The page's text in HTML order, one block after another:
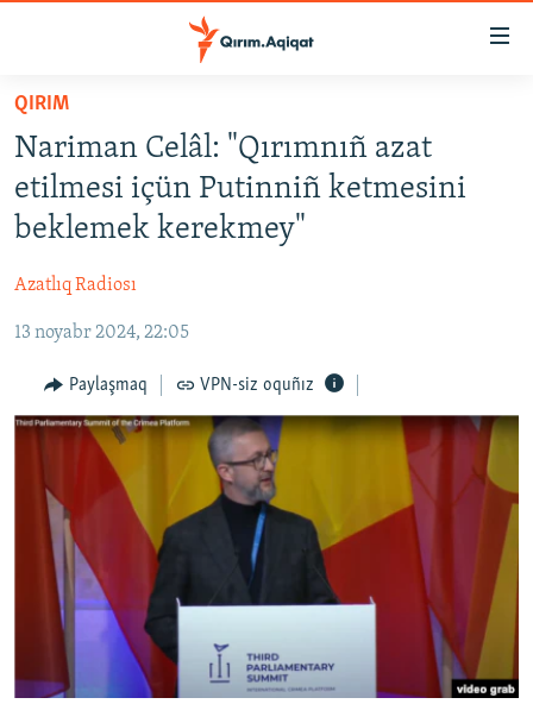
Esas
qaytmaq
Baş
navigatsiyağa
qaytmaq
Qıdıruvğa
qaytmaq
SİYASET
İQTİSADİYAT
MEDENİYET
İNSAN AQLARI
VİDEO
SÜRET
FİKİR
Русский
Українською
QOŞULIÑIZ!
QIRIM
Nariman Celâl: "Qırımnıñ azat
etilmesi içün Putinniñ ketmesini
beklemek kerekmey"
Azatlıq Radiosı
13 noyabr 2024, 22:05
Paylaşmaq VPN-siz oquñız